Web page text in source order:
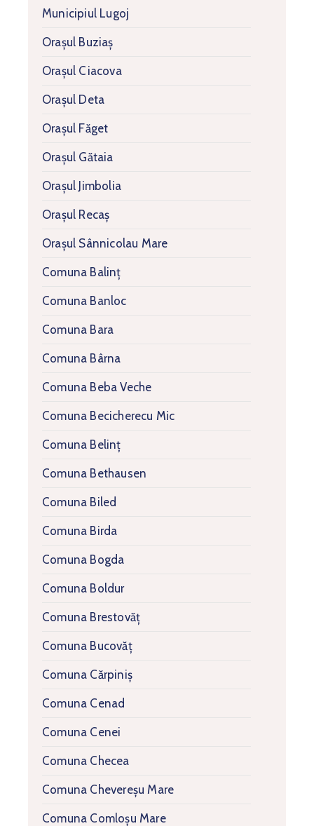
Municipiul Lugoj
Orașul Buziaș
Orașul Ciacova
Orașul Deta
Orașul Făget
Orașul Gătaia
Orașul Jimbolia
Orașul Recaș
Orașul Sânnicolau Mare
Comuna Balinț
Comuna Banloc
Comuna Bara
Comuna Bârna
Comuna Beba Veche
Comuna Becicherecu Mic
Comuna Belinț
Comuna Bethausen
Comuna Biled
Comuna Birda
Comuna Bogda
Comuna Boldur
Comuna Brestovăț
Comuna Bucovăț
Comuna Cărpiniș
Comuna Cenad
Comuna Cenei
Comuna Checea
Comuna Chevereșu Mare
Comuna Comloșu Mare